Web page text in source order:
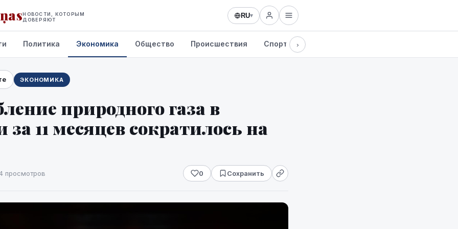
НОВОСТИ, КОТОРЫМ
ДОВЕРЯЮТ
RU▾
Политика Экономика Общество Происшествия Спорт Здоровье
›
ЭКОНОМИКА
природного газа в
за 11 месяцев сократилось на
просмотров 0 Сохранить